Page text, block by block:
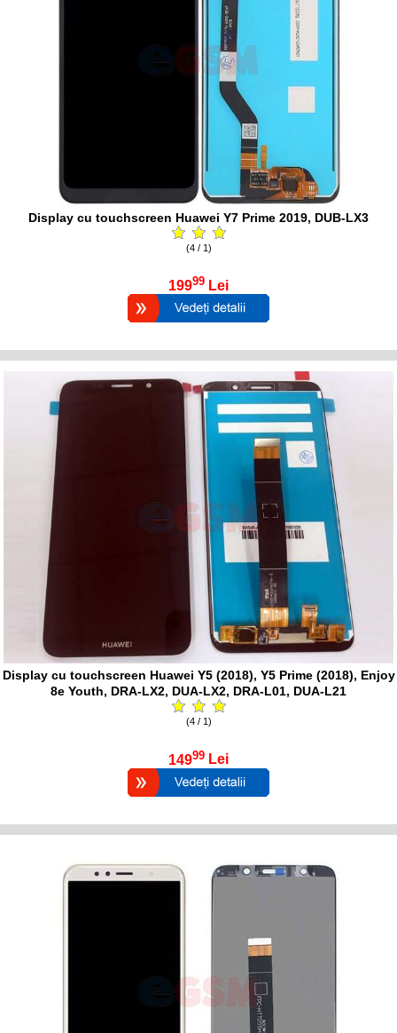
Display cu touchscreen Huawei Y7 Prime 2019, DUB-LX3
(4 / 1)
19999 Lei
Display cu touchscreen Huawei Y5 (2018), Y5 Prime (2018), Enjoy
8e Youth, DRA-LX2, DUA-LX2, DRA-L01, DUA-L21
(4 / 1)
14999 Lei